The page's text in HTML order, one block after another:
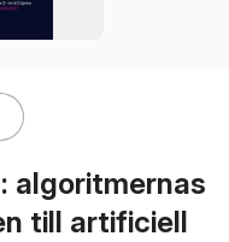
algoritmernas
till artificiell